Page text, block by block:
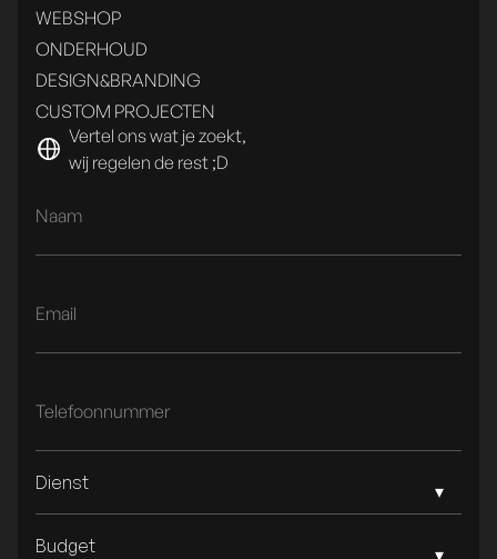
WEBSHOP
ONDERHOUD
DESIGN&BRANDING
CUSTOM PROJECTEN
Vertel ons wat je zoekt,
wij regelen de rest ;D
Dienst
Budget